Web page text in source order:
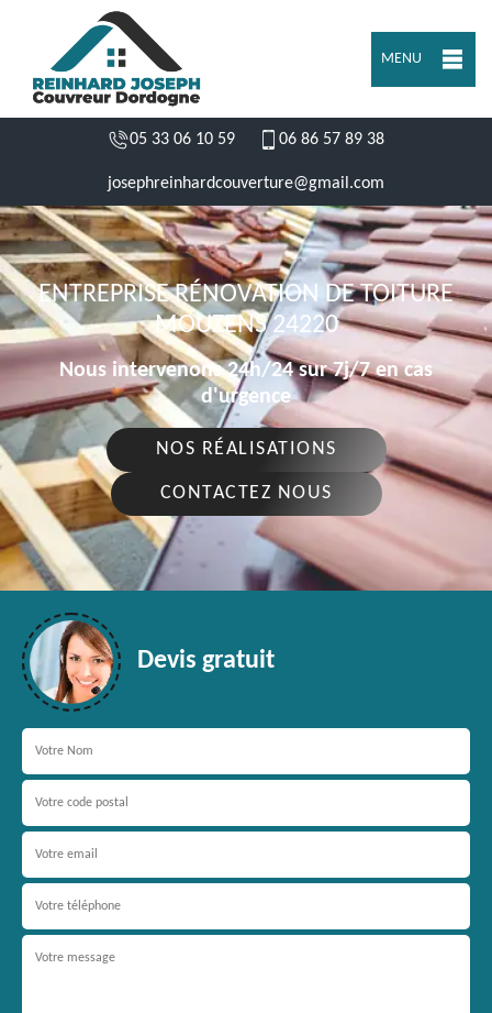
MENU
05 33 06 10 59 06 86 57 89 38
josephreinhardcouverture@gmail.com
ENTREPRISE RÉNOVATION DE TOITURE
MOUZENS 24220
Nous intervenons 24h/24 sur 7j/7 en cas
d'urgence
NOS RÉALISATIONS
CONTACTEZ NOUS
Devis gratuit